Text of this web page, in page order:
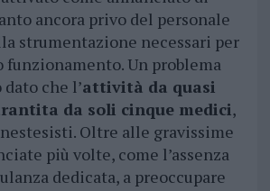
ancora privo del personale
strumentazione necessari per
Un problema
che l’attività da quasi
da soli cinque medici,
Oltre alle gravissime
più volte, come l’assenza
dedicata, a preoccupare